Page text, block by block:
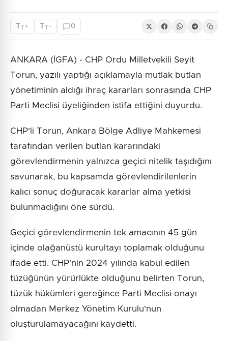
TT+ TT - 0
ANKARA (İGFA) - CHP Ordu Milletvekili Seyit
Torun, yazılı yaptığı açıklamayla mutlak butlan
yönetiminin aldığı ihraç kararları sonrasında CHP
Parti Meclisi üyeliğinden istifa ettiğini duyurdu.
CHP'li Torun, Ankara Bölge Adliye Mahkemesi
tarafından verilen butlan kararındaki
görevlendirmenin yalnızca geçici nitelik taşıdığını
savunarak, bu kapsamda görevlendirilenlerin
kalıcı sonuç doğuracak kararlar alma yetkisi
bulunmadığını öne sürdü.
Geçici görevlendirmenin tek amacının 45 gün
içinde olağanüstü kurultayı toplamak olduğunu
ifade etti. CHP'nin 2024 yılında kabul edilen
tüzüğünün yürürlükte olduğunu belirten Torun,
tüzük hükümleri gereğince Parti Meclisi onayı
olmadan Merkez Yönetim Kurulu'nun
oluşturulamayacağını kaydetti.